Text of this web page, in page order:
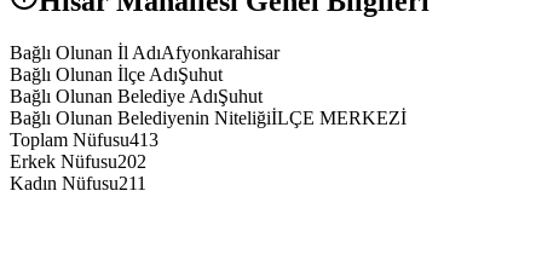
Bağlı Olunan İl AdıAfyonkarahisar
Bağlı Olunan İlçe AdıŞuhut
Bağlı Olunan Belediye AdıŞuhut
Bağlı Olunan Belediyenin NiteliğiİLÇE MERKEZİ
Toplam Nüfusu413
Erkek Nüfusu202
Kadın Nüfusu211